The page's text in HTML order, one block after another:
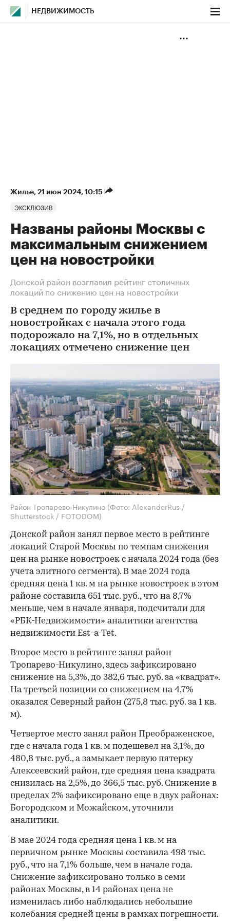
НЕДВИЖИМОСТЬ
Жилье⁠, 21 июн 2024, 10:15
ЭКСКЛЮЗИВ
Названы районы Москвы с
максимальным снижением
цен на новостройки
Донской район возглавил рейтинг столичных
локаций по снижению цен на новостройки
В среднем по городу жилье в
новостройках с начала этого года
подорожало на 7,1%, но в отдельных
локациях отмечено снижение цен
Район Тропарево-Никулино (Фото: AlexanderRus /
Shutterstock / FOTODOM)
Донской район занял первое место в рейтинге
локаций Старой Москвы по темпам снижения
цен на рынке новостроек с начала 2024 года (без
учета элитного сегмента). В мае 2024 года
средняя цена 1 кв. м на рынке новостроек в этом
районе составила 651 тыс. руб., что на 8,7%
меньше, чем в начале января, подсчитали для
«РБК-Недвижимости» аналитики агентства
недвижимости Est-a-Tet.
Второе место в рейтинге занял район
Тропарево-Никулино, здесь зафиксировано
снижение на 5,3%, до 382,6 тыс. руб. за «квадрат».
На третьей позиции со снижением на 4,7%
оказался Северный район (275,8 тыс. руб. за 1 кв.
м).
Четвертое место занял район Преображенское,
где с начала года 1 кв. м подешевел на 3,1%, до
480,8 тыс. руб., а замыкает первую пятерку
Алексеевский район, где средняя цена квадрата
снизилась на 2,5%, до 366,5 тыс. руб. Снижение в
пределах 2% зафиксировано еще в двух районах:
Богородском и Можайском, уточнили
аналитики.
В мае 2024 года средняя цена 1 кв. м на
первичном рынке Москвы составила 498 тыс.
руб., что на 7,1% больше, чем в начале года.
Снижение зафиксировано только в семи
районах Москвы, в 14 районах цена не
изменилась либо наблюдались небольшие
колебания средней цены в рамках погрешности.